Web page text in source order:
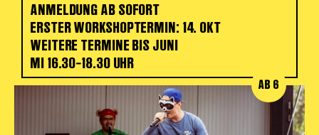
ANMELDUNG AB SOFORT
ERSTER WORKSHOPTERMIN: 14. OKT
WEITERE TERMINE BIS JUNI
MI 16.30–18.30 UHR
AB 6